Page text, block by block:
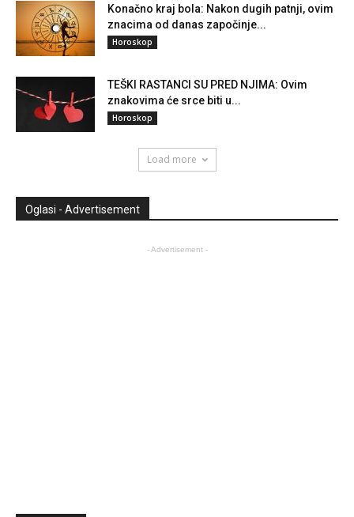
Konačno kraj bola: Nakon dugih patnji, ovim
znacima od danas započinje...
Horoskop
TEŠKI RASTANCI SU PRED NJIMA: Ovim
znakovima će srce biti u...
Horoskop
Load more
Oglasi - Advertisement
- Advertisement -